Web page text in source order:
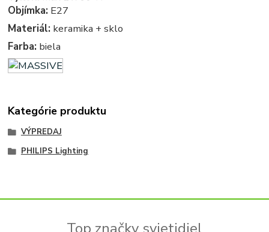
Objímka: E27
Materiál: keramika + sklo
Farba: biela
Kategórie produktu
VÝPREDAJ
PHILIPS Lighting